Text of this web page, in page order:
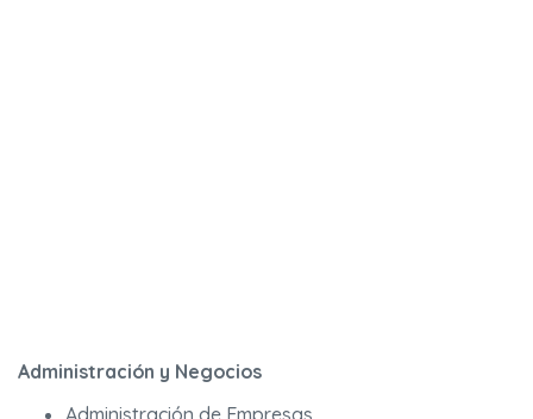
Administración y Negocios